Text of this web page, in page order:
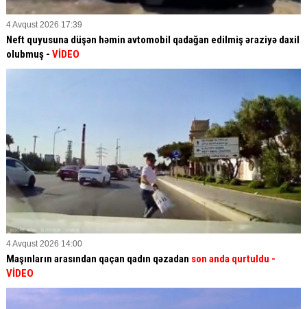
4 Avqust 2026 17:39
Neft quyusuna düşən həmin avtomobil qadağan edilmiş əraziyə daxil
olubmuş - VİDEO
4 Avqust 2026 14:00
Maşınların arasından qaçan qadın qəzadan son anda qurtuldu -
VİDEO